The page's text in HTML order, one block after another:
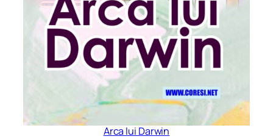
Arca lui Darwin